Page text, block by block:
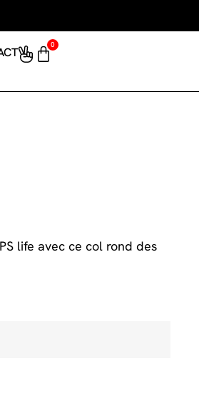
0
life avec ce col rond des